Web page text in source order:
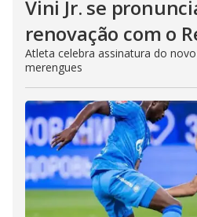
Vini Jr. se
renovação com o
Atleta celebra assinatura do
merengues